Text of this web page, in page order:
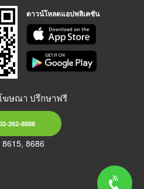
ดาวน์โหลดแอปพลิเคชัน
ฆษณา ปรึกษาฟรี
262-8888
8615, 8686